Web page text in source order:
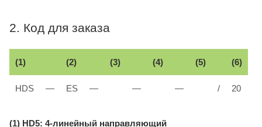
2. Код для заказа
(1) (2) (3) (4) (5) (6)
HDS — ES — — — / 20
(1) HD5: 4-линейный направляющий